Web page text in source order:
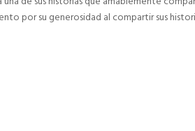
por su generosidad al compartir sus